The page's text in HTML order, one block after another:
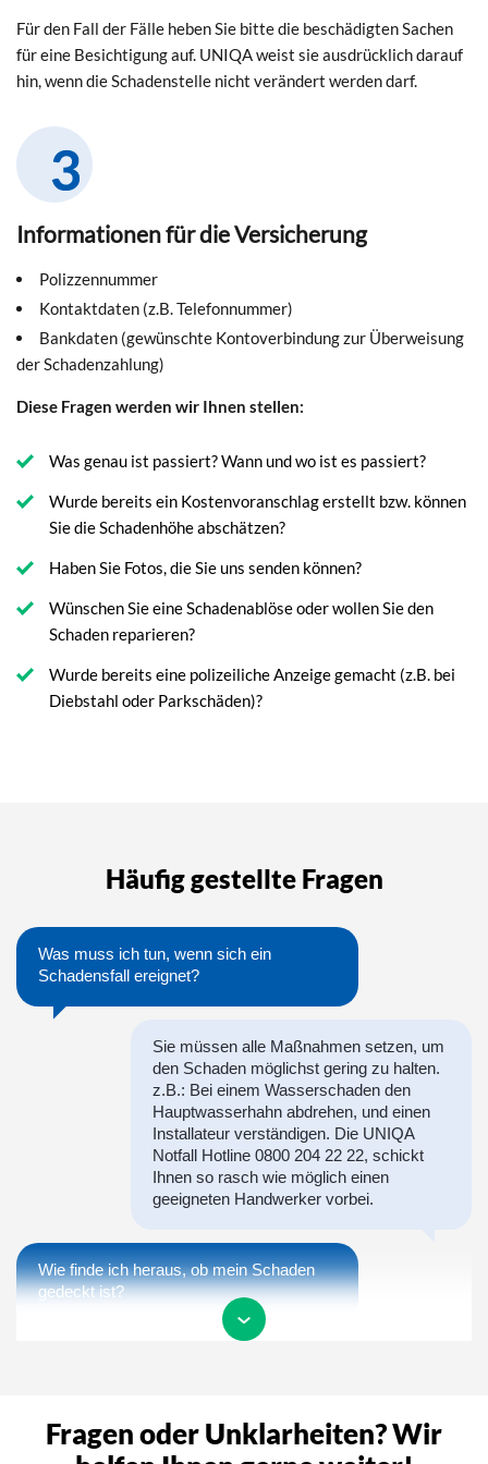
Für den Fall der Fälle heben Sie bitte die beschädigten Sachen
für eine Besichtigung auf. UNIQA weist sie ausdrücklich darauf
hin, wenn die Schadenstelle nicht verändert werden darf.
Informationen für die Versicherung
Polizzennummer
Kontaktdaten (z.B. Telefonnummer)
Bankdaten (gewünschte Kontoverbindung zur Überweisung
der Schadenzahlung)
Diese Fragen werden wir Ihnen stellen:
Was genau ist passiert? Wann und wo ist es passiert?
Wurde bereits ein Kostenvoranschlag erstellt bzw. können
Sie die Schadenhöhe abschätzen?
Haben Sie Fotos, die Sie uns senden können?
Wünschen Sie eine Schadenablöse oder wollen Sie den
Schaden reparieren?
Wurde bereits eine polizeiliche Anzeige gemacht (z.B. bei
Diebstahl oder Parkschäden)?
Häufig gestellte Fragen
Was muss ich tun, wenn sich ein
Schadensfall ereignet?
Sie müssen alle Maßnahmen setzen, um
den Schaden möglichst gering zu halten.
z.B.: Bei einem Wasserschaden den
Hauptwasserhahn abdrehen, und einen
Installateur verständigen. Die UNIQA
Notfall Hotline 0800 204 22 22, schickt
Ihnen so rasch wie möglich einen
geeigneten Handwerker vorbei.
Wie finde ich heraus, ob mein Schaden
gedeckt ist?
anrufen, oder bei uns den Schaden
melden. Wir kümmern uns anschließend
Fragen oder Unklarheiten? Wir